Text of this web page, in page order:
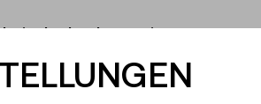
Implementierung:
GmbH